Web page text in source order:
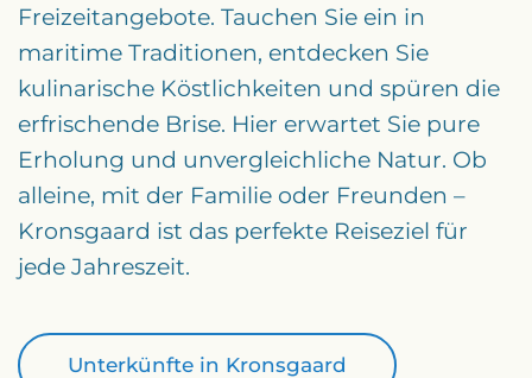
Freizeitangebote. Tauchen Sie ein in
maritime Traditionen, entdecken Sie
kulinarische Köstlichkeiten und spüren die
erfrischende Brise. Hier erwartet Sie pure
Erholung und unvergleichliche Natur. Ob
alleine, mit der Familie oder Freunden –
Kronsgaard ist das perfekte Reiseziel für
jede Jahreszeit.
Unterkünfte in Kronsgaard